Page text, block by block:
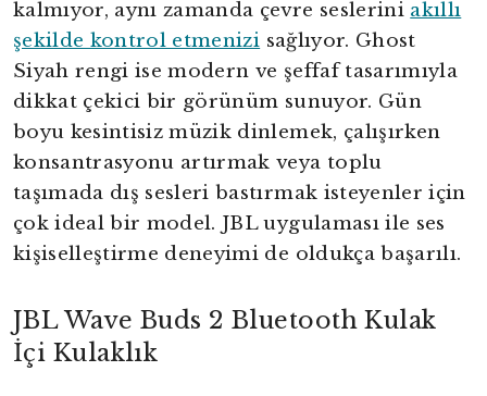
kalmıyor, aynı zamanda çevre seslerini akıllı
şekilde kontrol etmenizi sağlıyor. Ghost
Siyah rengi ise modern ve şeffaf tasarımıyla
dikkat çekici bir görünüm sunuyor. Gün
boyu kesintisiz müzik dinlemek, çalışırken
konsantrasyonu artırmak veya toplu
taşımada dış sesleri bastırmak isteyenler için
çok ideal bir model. JBL uygulaması ile ses
kişiselleştirme deneyimi de oldukça başarılı.
JBL Wave Buds 2 Bluetooth Kulak
İçi Kulaklık